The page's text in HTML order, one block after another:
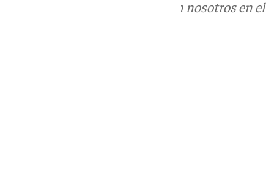
Puedes ponerte en contacto con nosotros en el